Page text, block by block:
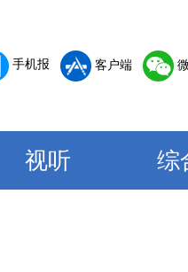
手机报 客户端
视听 综